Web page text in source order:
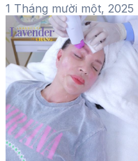
1 Tháng mười một, 2025